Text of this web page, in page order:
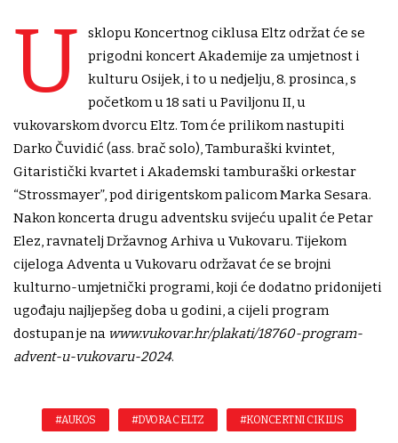
U
sklopu Koncertnog ciklusa Eltz održat će se
prigodni koncert Akademije za umjetnost i
kulturu Osijek, i to u nedjelju, 8. prosinca, s
početkom u 18 sati u Paviljonu II, u
vukovarskom dvorcu Eltz. Tom će prilikom nastupiti
Darko Čuvidić (ass. brač solo), Tamburaški kvintet,
Gitaristički kvartet i Akademski tamburaški orkestar
“Strossmayer”, pod dirigentskom palicom Marka Sesara.
Nakon koncerta drugu adventsku svijeću upalit će Petar
Elez, ravnatelj Državnog Arhiva u Vukovaru. Tijekom
cijeloga Adventa u Vukovaru održavat će se brojni
kulturno-umjetnički programi, koji će dodatno pridonijeti
ugođaju najljepšeg doba u godini, a cijeli program
dostupan je na www.vukovar.hr/plakati/18760-program-
advent-u-vukovaru-2024.
#AUKOS #DVORAC ELTZ #KONCERTNI CIKLUS